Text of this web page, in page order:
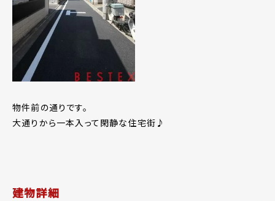
物件前の通りです。
大通りから一本入って閑静な住宅街♪
建物詳細